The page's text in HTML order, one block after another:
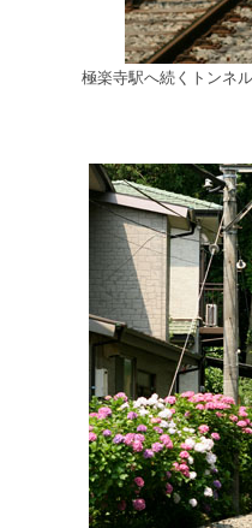
極楽寺駅へ続くトンネ